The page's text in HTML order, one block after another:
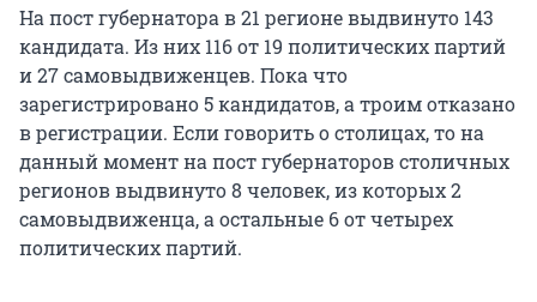
На пост губернатора в 21 регионе выдвинуто 143
кандидата. Из них 116 от 19 политических партий
и 27 самовыдвиженцев. Пока что
зарегистрировано 5 кандидатов, а троим отказано
в регистрации. Если говорить о столицах, то на
данный момент на пост губернаторов столичных
регионов выдвинуто 8 человек, из которых 2
самовыдвиженца, а остальные 6 от четырех
политических партий.